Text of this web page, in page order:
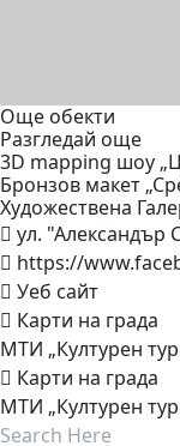
Още обекти
Разгледай още
3D mapping шоу
Бронзов макет
Художествена
ул. "Александър
https://
Уеб сайт
Карти на града
МТИ „Културен
Карти на града
МТИ „Културен